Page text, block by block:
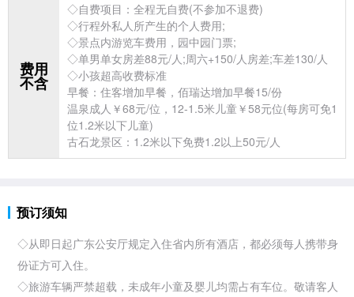
费用
不含
◇自费项目：全程无自费(不参加不退费)
◇行程外私人所产生的个人费用;
◇景点内游览车费用，园中园门票;
◇单男单女房差88元/人;周六+150/人房差;车差130/人
◇小孩超高收费标准
早餐：住客增加早餐，佰瑞达增加早餐15/份
温泉成人￥68元/位，12-1.5米儿童￥58元位(每房可免1
位1.2米以下儿童)
古石龙景区：1.2米以下免费1.2以上50元/人
预订须知
◇从即日起广东公安厅规定入住省内所有酒店，都必须每人携带身
份证方可入住。
◇旅游车辆严禁超载，未成年小童及婴儿均需占有车位。敬请客人